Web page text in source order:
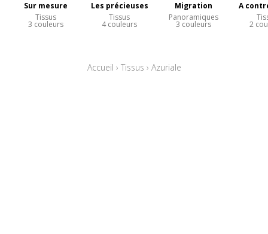
Sur mesure
Tissus
3 couleurs
Les précieuses
Tissus
4 couleurs
Migration
Panoramiques
3 couleurs
A
2
Accueil › Tissus › Azuriale